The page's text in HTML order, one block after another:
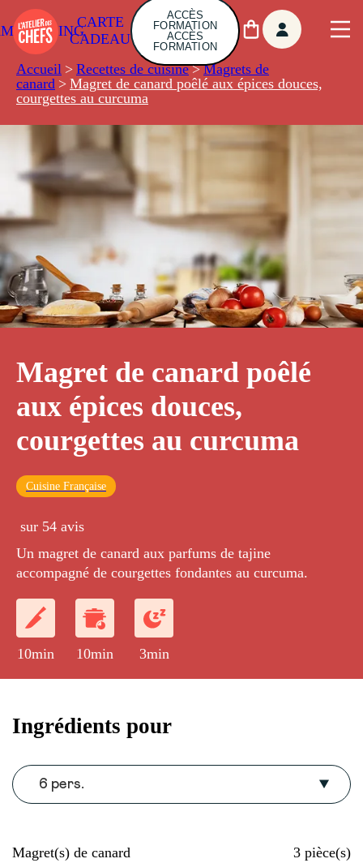
CARTE
CADEAU
ACCÈS
FORMATION
ACCÈS
FORMATION
Accueil > Recettes de cuisine > Magrets de
canard > Magret de canard poêlé aux épices douces,
courgettes au curcuma
Magret de canard poêlé
aux épices douces,
courgettes au curcuma
Cuisine Française
sur 54 avis
Un magret de canard aux parfums de tajine
accompagné de courgettes fondantes au curcuma.
10min 10min 3min
Ingrédients pour
6 pers.
Magret(s) de canard 3 pièce(s)